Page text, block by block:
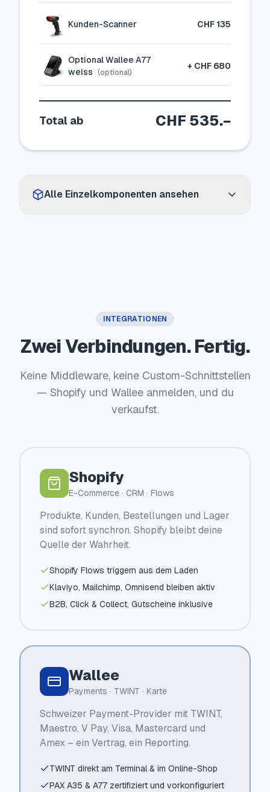
Kunden-Scanner CHF 135
Optional Wallee A77
weiss (optional)
+ CHF 680
Total ab CHF 535.−
Alle Einzelkomponenten ansehen
INTEGRATIONEN
Zwei Verbindungen. Fertig.
Keine Middleware, keine Custom-Schnittstellen
— Shopify und Wallee anmelden, und du
verkaufst.
Shopify
E-Commerce · CRM · Flows
Produkte, Kunden, Bestellungen und Lager
sind sofort synchron. Shopify bleibt deine
Quelle der Wahrheit.
Shopify Flows triggern aus dem Laden
Klaviyo, Mailchimp, Omnisend bleiben aktiv
B2B, Click & Collect, Gutscheine inklusive
Wallee
Payments · TWINT · Karte
Schweizer Payment-Provider mit TWINT,
Maestro, V Pay, Visa, Mastercard und
Amex – ein Vertrag, ein Reporting.
TWINT direkt am Terminal & im Online-Shop
PAX A35 & A77 zertifiziert und vorkonfiguriert